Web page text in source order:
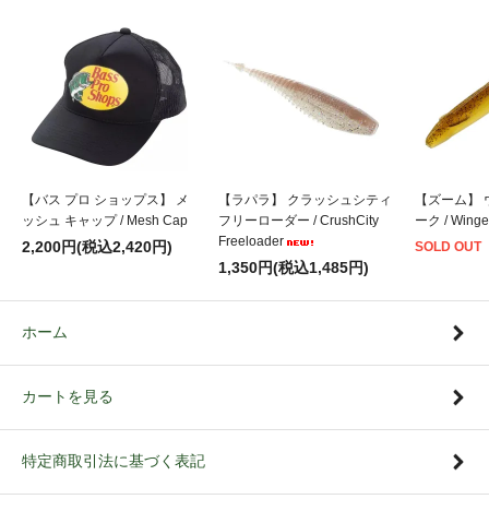
【バス プロ ショップス】 メ
ッシュ キャップ / Mesh Cap
2,200円(税込2,420円)
【ラパラ】 クラッシュシティ
フリーローダー / CrushCity
Freeloader
1,350円(税込1,485円)
【ズーム】
ーク /
SOLD OUT
ホーム
カートを見る
特定商取引法に基づく表記